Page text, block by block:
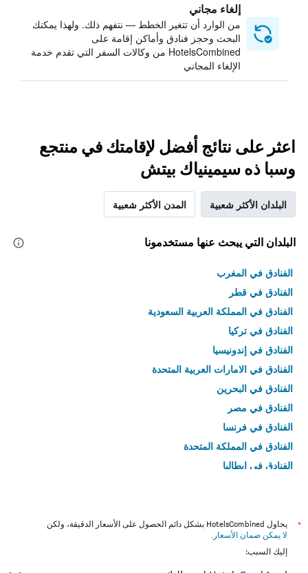
إلغاء مجاني
من الوارد أن تتغير الخطط — نتفهم ذلك. ولهذا يمكنك
البحث وحجز فنادق وأماكن إقامة على
HotelsCombined من وكالات السفر التي تقدم خدمة
الإلغاء المجاني
اعثر على نتائج أفضل لإقامتك في منتجع
وسبا ذه سيمينياك بيتش
البلدان الأكثر شعبية المدن الأكثر شعبية
البلدان التي يبحث عنها مستخدمونا
الفنادق في المغرب
الفنادق في قطر
الفنادق في المملكة العربية السعودية
الفنادق في تركيا
الفنادق في إندونيسيا
الفنادق في الامارات العربية المتحدة
الفنادق في البحرين
الفنادق في مصر
الفنادق في فرنسا
الفنادق في المملكة المتحدة
الفنادق في إيطاليا
*
يحاول HotelsCombined بشكل دائم الحصول على الأسعار الدقيقة، ولكن
لا يمكن ضمان الأسعار .
إليك السبب: